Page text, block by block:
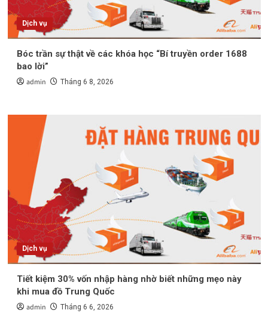
Dịch vụ
Bóc trần sự thật về các khóa học “Bí truyền order 1688
bao lời”
admin Tháng 6 8, 2026
Dịch vụ
Tiết kiệm 30% vốn nhập hàng nhờ biết những mẹo này
khi mua đồ Trung Quốc
admin Tháng 6 6, 2026